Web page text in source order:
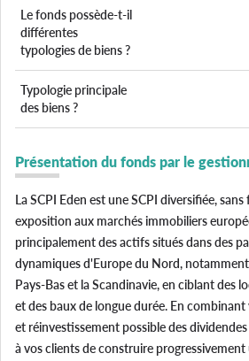
Le fonds possède-t-il
différentes
typologies de biens ?
Typologie principale
des biens ?
Présentation du fonds par le
La SCPI Eden est une SCPI diversifiée,
exposition aux marchés immobiliers
principalement des actifs situés dans des
dynamiques d'Europe du Nord,
Pays-Bas et la Scandinavie, en ciblant des
et des baux de longue durée. En
et réinvestissement possible des
à vos clients de construire